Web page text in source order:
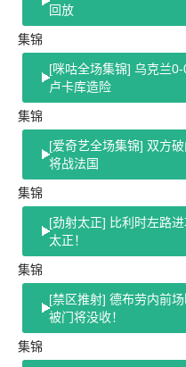
回放
集锦
[咪咕全场集锦] 乌克兰0-
卢卡库造险
集锦
[爱奇艺全场集锦] 双方
将战法国
集锦
[劲射太正] 比利时左路
太正！
集锦
[禁区推射] 德布劳内前
被门将没收！
集锦